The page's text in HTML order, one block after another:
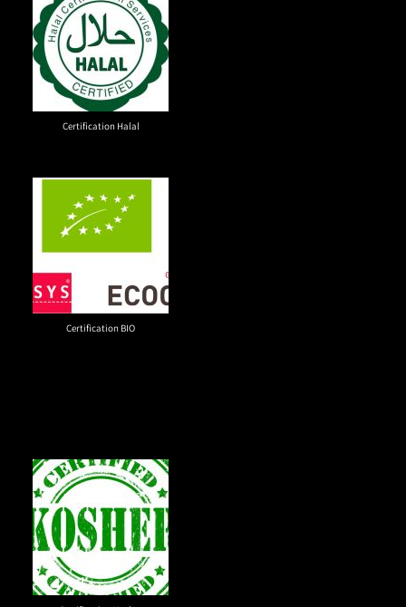
Certification Halal
Certification BIO